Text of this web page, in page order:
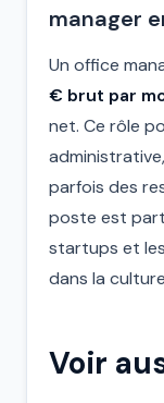
manager
Un office
€ brut par
net. Ce rôle
parfois des
poste est
startups et
dans la
Voir